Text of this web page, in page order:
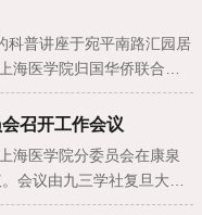
部委员代表参加了学习，
科普讲座于宛平南路汇园居
海医学院归国华侨联合会
侨联合会（简称“枫林街道
病科普——守护银龄健康，
联主席李海华发表开场致
，强调此次校地共建科普
召开工作会议
海医学院分委员会在康泉
会议由九三学社复旦大学
三学社上海市委组织部调